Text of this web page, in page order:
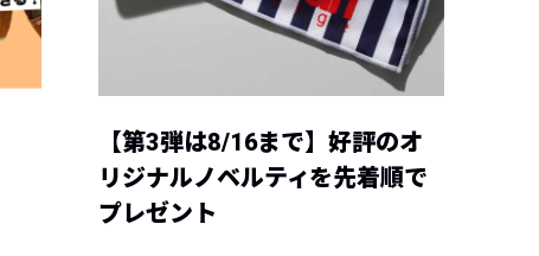
【第3弾は8/16まで】好評のオ
リジナルノベルティを先着順で
プレゼント